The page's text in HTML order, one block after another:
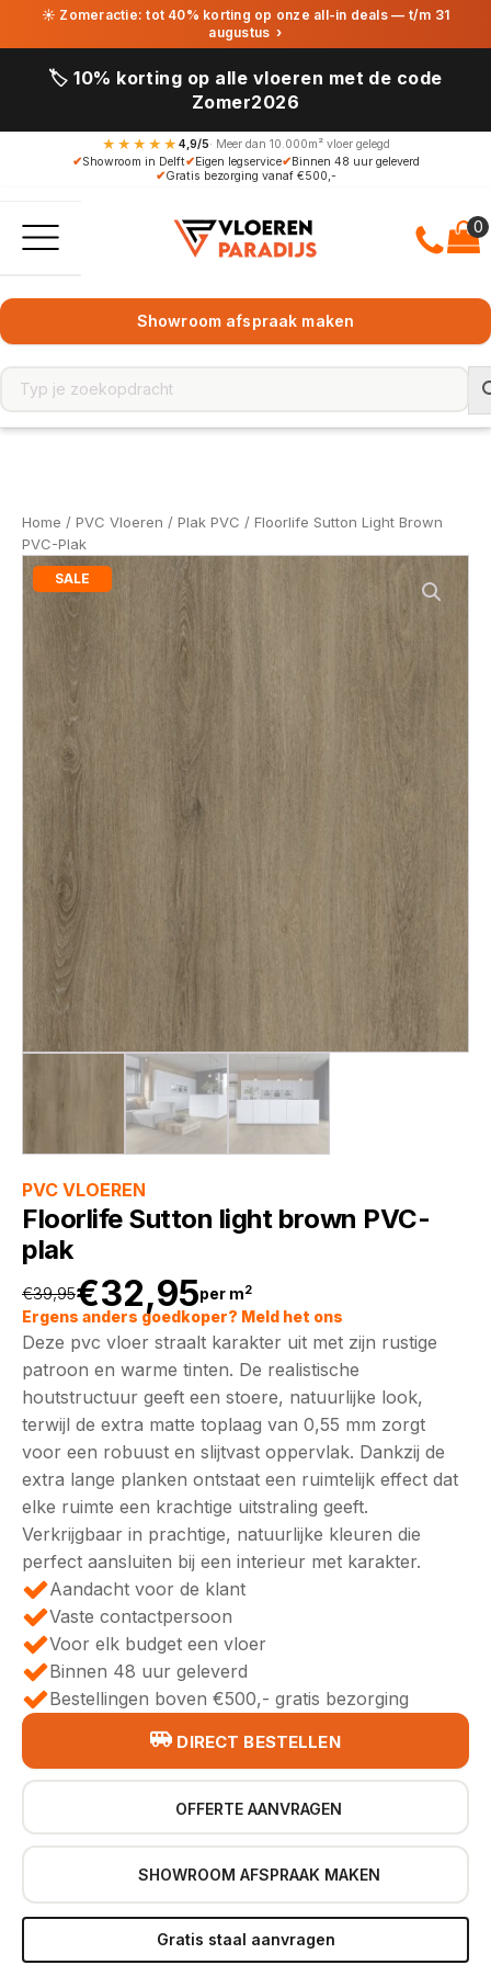
☀ Zomeractie: tot 40% korting op onze all-in deals — t/m 31
augustus ›
🏷️ 10% korting op alle vloeren met de code
Zomer2026
★★★★★ 4,9/5· Meer dan 10.000m² vloer gelegd
✔Showroom in Delft✔Eigen legservice✔Binnen 48 uur geleverd
✔Gratis bezorging vanaf €500,-
Showroom afspraak maken
Home / PVC Vloeren / Plak PVC / Floorlife Sutton Light Brown
PVC-Plak
SALE
PVC VLOEREN
Floorlife Sutton light brown PVC-
plak
€39,95
Oorspronkelijke
prijs
was:
€39,95.
€32,95
Huidige
prijs
is:
€32,95.
per m2
Ergens anders goedkoper? Meld het ons
Deze pvc vloer straalt karakter uit met zijn rustige
patroon en warme tinten. De realistische
houtstructuur geeft een stoere, natuurlijke look,
terwijl de extra matte toplaag van 0,55 mm zorgt
voor een robuust en slijtvast oppervlak. Dankzij de
extra lange planken ontstaat een ruimtelijk effect dat
elke ruimte een krachtige uitstraling geeft.
Verkrijgbaar in prachtige, natuurlijke kleuren die
perfect aansluiten bij een interieur met karakter.
Aandacht voor de klant
Vaste contactpersoon
Voor elk budget een vloer
Binnen 48 uur geleverd
Bestellingen boven €500,- gratis bezorging
DIRECT BESTELLEN
OFFERTE AANVRAGEN
SHOWROOM AFSPRAAK MAKEN
Gratis staal aanvragen